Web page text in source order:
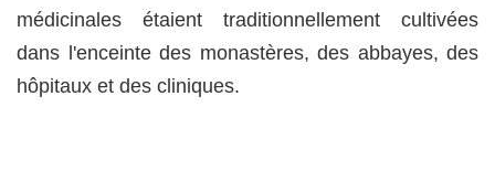
médicinales étaient traditionnellement cultivées
dans l'enceinte des monastères, des abbayes, des
hôpitaux et des cliniques.